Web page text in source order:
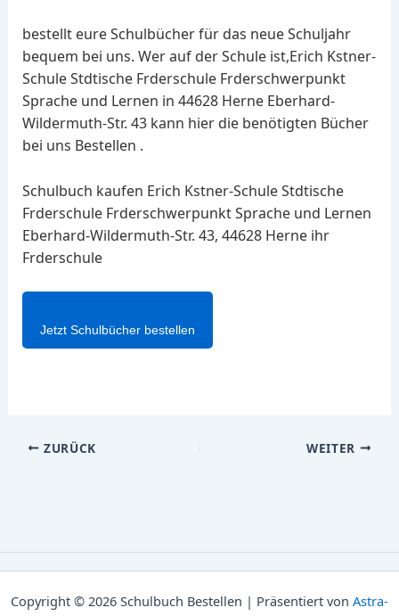
bestellt eure Schulbücher für das neue Schuljahr
bequem bei uns. Wer auf der Schule ist,Erich Kstner-
Schule Stdtische Frderschule Frderschwerpunkt
Sprache und Lernen in 44628 Herne Eberhard-
Wildermuth-Str. 43 kann hier die benötigten Bücher
bei uns Bestellen .
Schulbuch kaufen Erich Kstner-Schule Stdtische
Frderschule Frderschwerpunkt Sprache und Lernen
Eberhard-Wildermuth-Str. 43, 44628 Herne ihr
Frderschule
Jetzt Schulbücher bestellen
ZURÜCK WEITER
Copyright © 2026 Schulbuch Bestellen | Präsentiert von Astra-